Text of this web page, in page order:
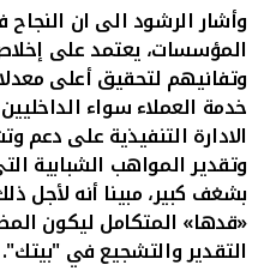
وأشار الرشود الى ان
المؤسسات، يعتمد على
وتفانيهم لتحقيق أعلى
خدمة العملاء سواء
الادارة التنفيذية على دعم
وتقدير المواهب الشبابية
بشغف كبير، مبينا أنه لأجل
«قدها» المتكامل ليكون
التقدير والتشجيع في "بيتك".